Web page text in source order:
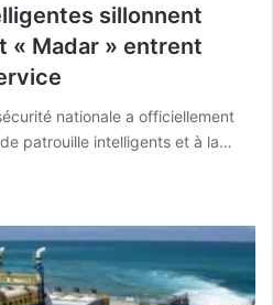
sillonnent
« Madar » entrent
nationale a officiellement
patrouille intelligents et à la…